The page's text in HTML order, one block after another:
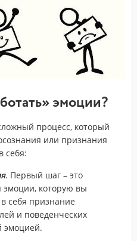
эмоции?
процесс, который
или признания
себя:
. Первый шаг – это
эмоции, которую вы
себя признание
и поведенческих
эмоцией.